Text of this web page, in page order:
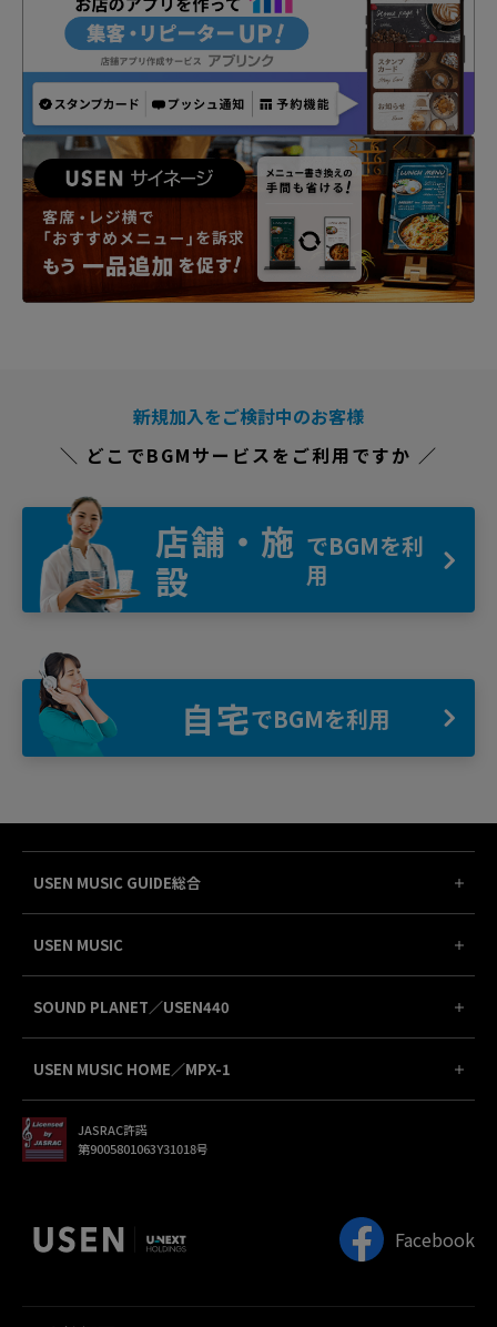
新規加入をご検討中のお客様
＼ どこでBGMサービスをご利用ですか ／
店舗・施
設
でBGMを利
用
自宅でBGMを利用
USEN MUSIC GUIDE総合
USEN MUSIC
SOUND PLANET／USEN440
USEN MUSIC HOME／MPX-1
JASRAC許諾
第9005801063Y31018号
Facebook